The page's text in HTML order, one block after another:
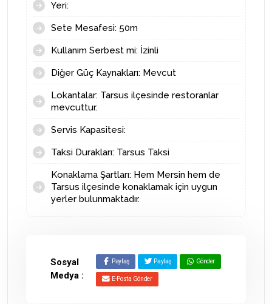
Yeri:
Sete Mesafesi: 50m
Kullanım Serbest mi: İzinli
Diğer Güç Kaynakları: Mevcut
Lokantalar: Tarsus ilçesinde restoranlar
mevcuttur.
Servis Kapasitesi:
Taksi Durakları: Tarsus Taksi
Konaklama Şartları: Hem Mersin hem de
Tarsus ilçesinde konaklamak için uygun
yerler bulunmaktadır.
Sosyal
Medya :
Paylaş Paylaş Gönder
E-Posta Gönder